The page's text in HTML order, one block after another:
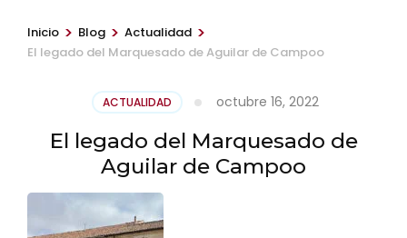
Inicio > Blog > Actualidad >
El legado del Marquesado de Aguilar de Campoo
ACTUALIDAD octubre 16, 2022
El legado del Marquesado de
Aguilar de Campoo